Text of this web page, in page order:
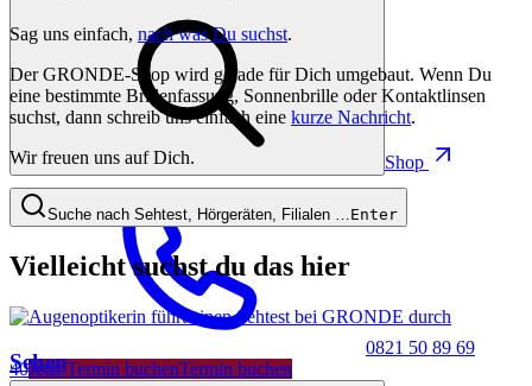
Shop
0821 50 89 69
40Jetzt Termin buchenTermin buchen
Sag uns einfach, nach was Du suchst.
Der GRONDE-Shop wird gerade für Dich umgebaut. Wenn Du
eine bestimmte Brillenfassung, Sonnenbrille oder Kontaktlinsen
suchst, dann schreib uns einfach eine kurze Nachricht.
Wir freuen uns auf Dich.
Suche nach Sehtest, Hörgeräten, Filialen … Enter
Vielleicht suchst du das hier
Sehen